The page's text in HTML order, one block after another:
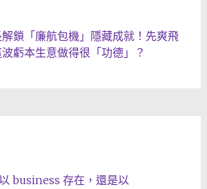
解鎖「廉航包機」隱藏成就！先爽飛
虧本生意做得很「功德」？
business 存在，還是以